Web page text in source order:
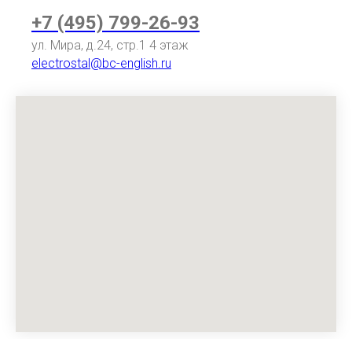
+7 (495) 799-26-93
ул. Мира, д.24, стр.1 4 этаж
electrostal@bc-english.ru